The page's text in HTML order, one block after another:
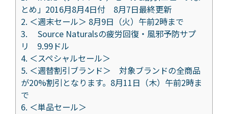
とめ」2016月8月4日付 8月7日最終更新
2. ＜週末セール＞ 8月9日（火）午前2時まで
3. Source Naturalsの疲労回復・風邪予防サプ
リ 9.99ドル
4. ＜スペシャルセール＞
5. ＜週替割引ブランド＞ 対象ブランドの全商品
が20%割引となります。8月11日（木）午前2時ま
で
6. ＜単品セール＞